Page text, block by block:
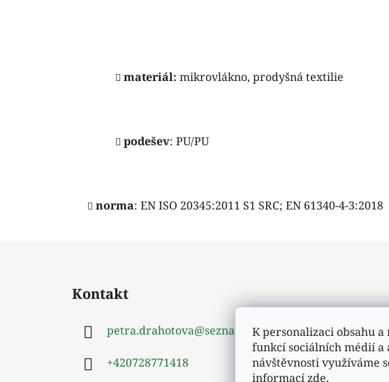
K personalizaci obsahu
funkcí sociálních médií a
návštěvnosti využíváme
informacízde.
materiál: mikrovlákno, prodyšná textilie
podešev: PU/PU
norma: EN ISO 20345:2011 S1 SRC; EN 61340-4-3:2018
Kontakt
petra.drahotova@seznam.cz
+420728771418